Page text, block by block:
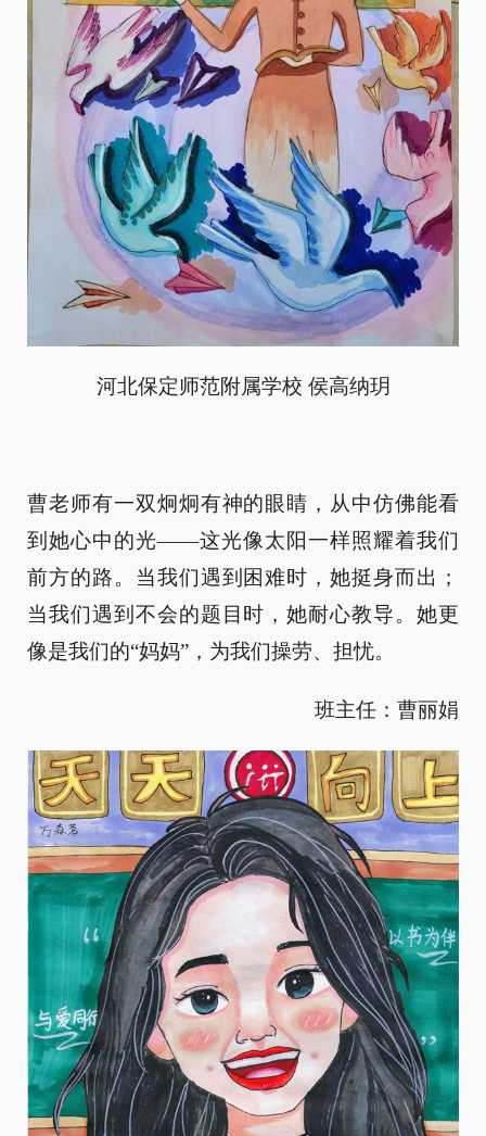
河北保定师范附属学校 侯高纳玥
曹老师有一双炯炯有神的眼睛，从中仿佛能看
到她心中的光——这光像太阳一样照耀着我们
前方的路。当我们遇到困难时，她挺身而出；
当我们遇到不会的题目时，她耐心教导。她更
像是我们的“妈妈”，为我们操劳、担忧。
班主任：曹丽娟